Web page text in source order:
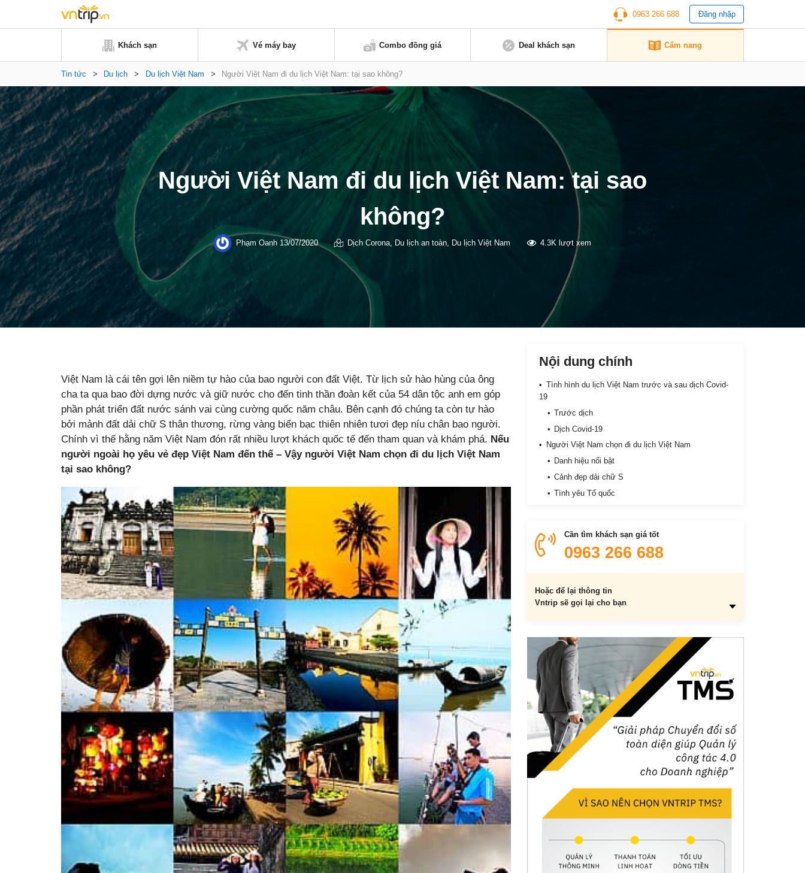
0963 266 688 Đăng nhập
Khách sạn Vé máy bay Combo đồng giá Deal khách sạn Cẩm nang
Tin tức > Du lịch > Du lịch Việt Nam > Người Việt Nam đi du lịch Việt Nam: tại sao không?
Người Việt Nam đi du lịch Việt Nam: tại sao
không?
Phạm Oanh13/07/2020 Dịch Corona Du lịch an toàn Du lịch Việt Nam 4.3K lượt xem
Việt Nam là cái tên gợi lên niềm tự hào của bao người con đất Việt. Từ lịch sử hào hùng của ông
cha ta qua bao đời dựng nước và giữ nước cho đến tinh thần đoàn kết của 54 dân tộc anh em góp
phần phát triển đất nước sánh vai cùng cường quốc năm châu. Bên cạnh đó chúng ta còn tự hào
bởi mảnh đất dải chữ S thân thương, rừng vàng biển bạc thiên nhiên tươi đẹp níu chân bao người.
Chính vì thế hằng năm Việt Nam đón rất nhiều lượt khách quốc tế đến tham quan và khám phá. Nếu
người ngoài họ yêu vẻ đẹp Việt Nam đến thế – Vậy người Việt Nam chọn đi du lịch Việt Nam
tại sao không?
Nội dung chính
Tình hình du lịch Việt Nam trước và sau dịch Covid-
19
Trước dịch
Dịch Covid-19
Người Việt Nam chọn đi du lịch Việt Nam
Danh hiệu nổi bật
Cảnh đẹp dải chữ S
Tình yêu Tổ quốc
Combo du lịch – Tour du lịch giảm giá mạnh
Đổi mới để hút khách
Cần tìm khách sạn giá tốt
0963 266 688
Hoặc để lại thông tin
Vntrip sẽ gọi lại cho bạn